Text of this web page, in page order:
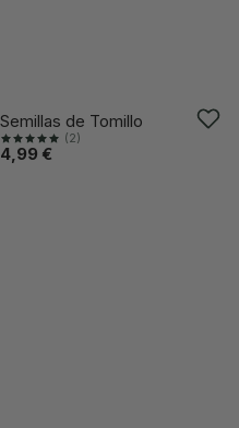
VUELVE PRONTO
Semillas de Tomillo
(2)
4,99 €